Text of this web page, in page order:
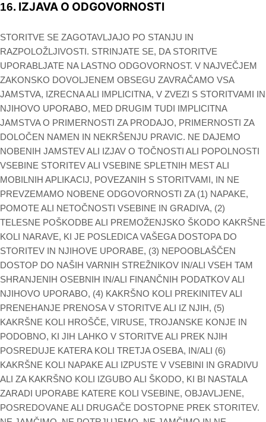
16. IZJAVA O ODGOVORNOSTI
STORITVE SE ZAGOTAVLJAJO PO STANJU IN
RAZPOLOŽLJIVOSTI. STRINJATE SE, DA STORITVE
UPORABLJATE NA LASTNO ODGOVORNOST. V NAJVEČJEM
ZAKONSKO DOVOLJENEM OBSEGU ZAVRAČAMO VSA
JAMSTVA, IZRECNA ALI IMPLICITNA, V ZVEZI S STORITVAMI IN
NJIHOVO UPORABO, MED DRUGIM TUDI IMPLICITNA
JAMSTVA O PRIMERNOSTI ZA PRODAJO, PRIMERNOSTI ZA
DOLOČEN NAMEN IN NEKRŠENJU PRAVIC. NE DAJEMO
NOBENIH JAMSTEV ALI IZJAV O TOČNOSTI ALI POPOLNOSTI
VSEBINE STORITEV ALI VSEBINE SPLETNIH MEST ALI
MOBILNIH APLIKACIJ, POVEZANIH S STORITVAMI, IN NE
PREVZEMAMO NOBENE ODGOVORNOSTI ZA (1) NAPAKE,
POMOTE ALI NETOČNOSTI VSEBINE IN GRADIVA, (2)
TELESNE POŠKODBE ALI PREMOŽENJSKO ŠKODO KAKRŠNE
KOLI NARAVE, KI JE POSLEDICA VAŠEGA DOSTOPA DO
STORITEV IN NJIHOVE UPORABE, (3) NEPOOBLAŠČEN
DOSTOP DO NAŠIH VARNIH STREŽNIKOV IN/ALI VSEH TAM
SHRANJENIH OSEBNIH IN/ALI FINANČNIH PODATKOV ALI
NJIHOVO UPORABO, (4) KAKRŠNO KOLI PREKINITEV ALI
PRENEHANJE PRENOSA V STORITVE ALI IZ NJIH, (5)
KAKRŠNE KOLI HROŠČE, VIRUSE, TROJANSKE KONJE IN
PODOBNO, KI JIH LAHKO V STORITVE ALI PREK NJIH
POSREDUJE KATERA KOLI TRETJA OSEBA, IN/ALI (6)
KAKRŠNE KOLI NAPAKE ALI IZPUSTE V VSEBINI IN GRADIVU
ALI ZA KAKRŠNO KOLI IZGUBO ALI ŠKODO, KI BI NASTALA
ZARADI UPORABE KATERE KOLI VSEBINE, OBJAVLJENE,
POSREDOVANE ALI DRUGAČE DOSTOPNE PREK STORITEV.